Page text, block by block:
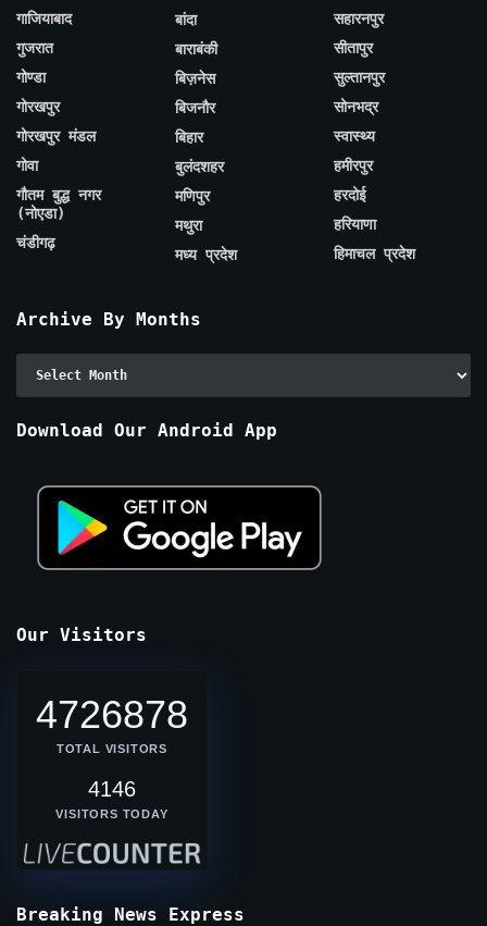
गाजियाबाद
गुजरात
गोण्डा
गोरखपुर
गोरखपुर मंडल
गोवा
गौतम बुद्ध नगर
(नोएडा)
चंडीगढ़
बांदा
बाराबंकी
बिज़नेस
बिजनौर
बिहार
बुलंदशहर
मणिपुर
मथुरा
मध्य प्रदेश
सहारनपुर
सीतापुर
सुल्तानपुर
सोनभद्र
स्वास्थ्य
हमीरपुर
हरदोई
हरियाणा
हिमाचल प्रदेश
Archive By Months
Download Our Android App
Our Visitors
4726878
TOTAL VISITORS
4146
VISITORS TODAY
Breaking News Express